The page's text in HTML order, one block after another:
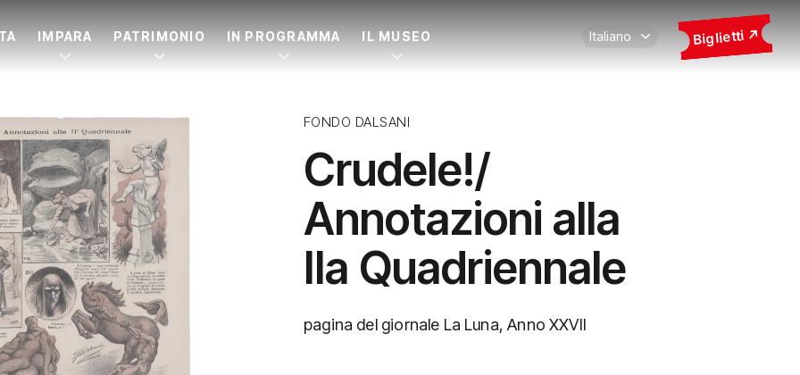
IMPARA PATRIMONIO IN PROGRAMMA IL MUSEO Biglietti
FONDO DALSANI
Crudele!/
Annotazioni alla
IIa Quadriennale
pagina del giornale La Luna, Anno XXVII